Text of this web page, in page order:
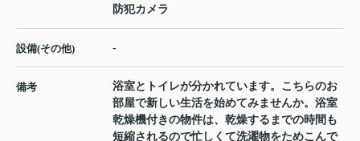
防犯カメラ
設備(その他) -
備考
浴室とトイレが分かれています。こちらのお
部屋で新しい生活を始めてみませんか。浴室
乾燥機付きの物件は、乾燥するまでの時間も
短縮されるので忙しくて洗濯物をためこんで